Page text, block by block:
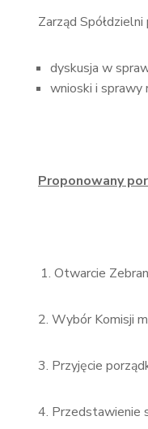
Zarząd
dyskusja w
wnioski i sprawy
Proponowany
Otwarcie
2. Wybór Komisji
3. Przyjęcie
4. Przedstawienie